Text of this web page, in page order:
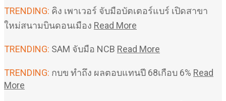
TRENDING: คิง เพาเวอร์ จับมือบัตเตอร์แบร์ เปิดสาขา
ใหม่สนามบินดอนเมือง Read More
TRENDING: SAM จับมือ NCB Read More
TRENDING: กบข ทำถึง ผลตอบแทนปี 68เกือบ 6% Read
More